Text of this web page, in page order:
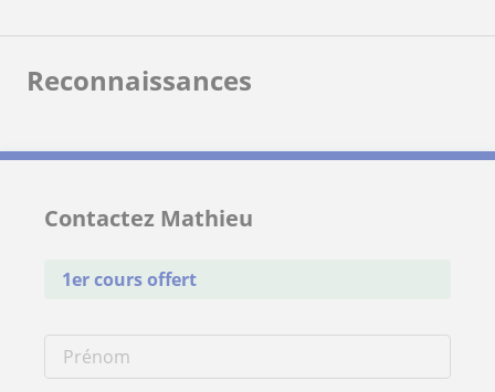
Reconnaissances
Contactez Mathieu
1er cours offert